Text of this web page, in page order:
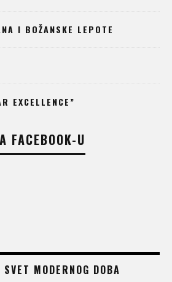
I BOŽANSKE LEPOTE
EXCELLENCE”
FACEBOOK-U
MODERNOG DOBA